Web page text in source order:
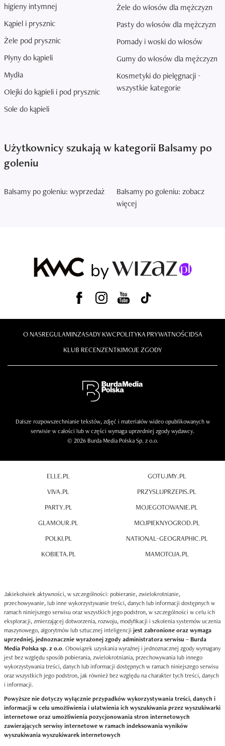
higieny intymnej
Kąpiel i prysznic
Żele pod prysznic
Płyny do kąpieli
Mydła
Olejki do kąpieli i pod prysznic
Sole do kąpieli
Żele do włosów dla mężczyzn
Pasty do włosów dla mężczyzn
Pomady i woski do włosów
Gumy do włosów dla mężczyzn
Kosmetyki do pielęgnacji -
wszystkie kategorie
Użytkownicy szukają w kategorii Balsamy po
goleniu
Balsamy po goleniu: wyprzedaż
Balsamy po goleniu: zobacz
więcej
O NASREGULAMINZASADY KWCPOLITYKA PRYWATNOŚCIDSA
KLUB RECENZENTKIMOJE ZGODY
Dalsze rozpowszechnianie tekstów, zdjęć i materiałów wideo opublikowanych w
serwisie w całości lub w części wymaga uprzedniej zgody wydawcy.
© 2026 Burda Media Polska Sp. z o.o.
ELLE.PL
VIVA.PL
PARTY.PL
GLAMOUR.PL
POLKI.PL
KOBIETA.PL
GOTUJMY.PL
PRZYSLIJPRZEPIS.PL
MOJEGOTOWANIE.PL
MOJPIEKNYOGROD.PL
NATIONAL-GEOGRAPHIC.PL
MAMOTOJA.PL
Jakiekolwiek aktywności, w szczególności: pobieranie, zwielokrotnianie,
przechowywanie, lub inne wykorzystywanie treści, danych lub informacji dostępnych w
ramach niniejszego serwisu oraz wszystkich jego podstron, w szczególności w celu ich
eksploracji, zmierzającej dotworzenia, rozwoju, modyfikacji i szkolenia systemów uczenia
maszynowego, algorytmów lub sztucznej inteligencji jest zabronione oraz wymaga
uprzedniej, jednoznacznie wyrażonej zgody administratora serwisu – Burda
Media Polska sp. z o.o. Obowiązek uzyskania wyraźnej i jednoznacznej zgody wymagany
jest bez względu sposób pobierania, zwielokrotniania, przechowywania lub innego
wykorzystywania treści, danych lub informacji dostępnych w ramach niniejszego serwisu
oraz wszystkich jego podstron, jak również bez względu na charakter tych treści, danych
i informacji.
Powyższe nie dotyczy wyłącznie przypadków wykorzystywania treści, danych i
informacji w celu umożliwienia i ułatwienia ich wyszukiwania przez wyszukiwarki
internetowe oraz umożliwienia pozycjonowania stron internetowych
zawierających serwisy internetowe w ramach indeksowania wyników
wyszukiwania wyszukiwarek internetowych